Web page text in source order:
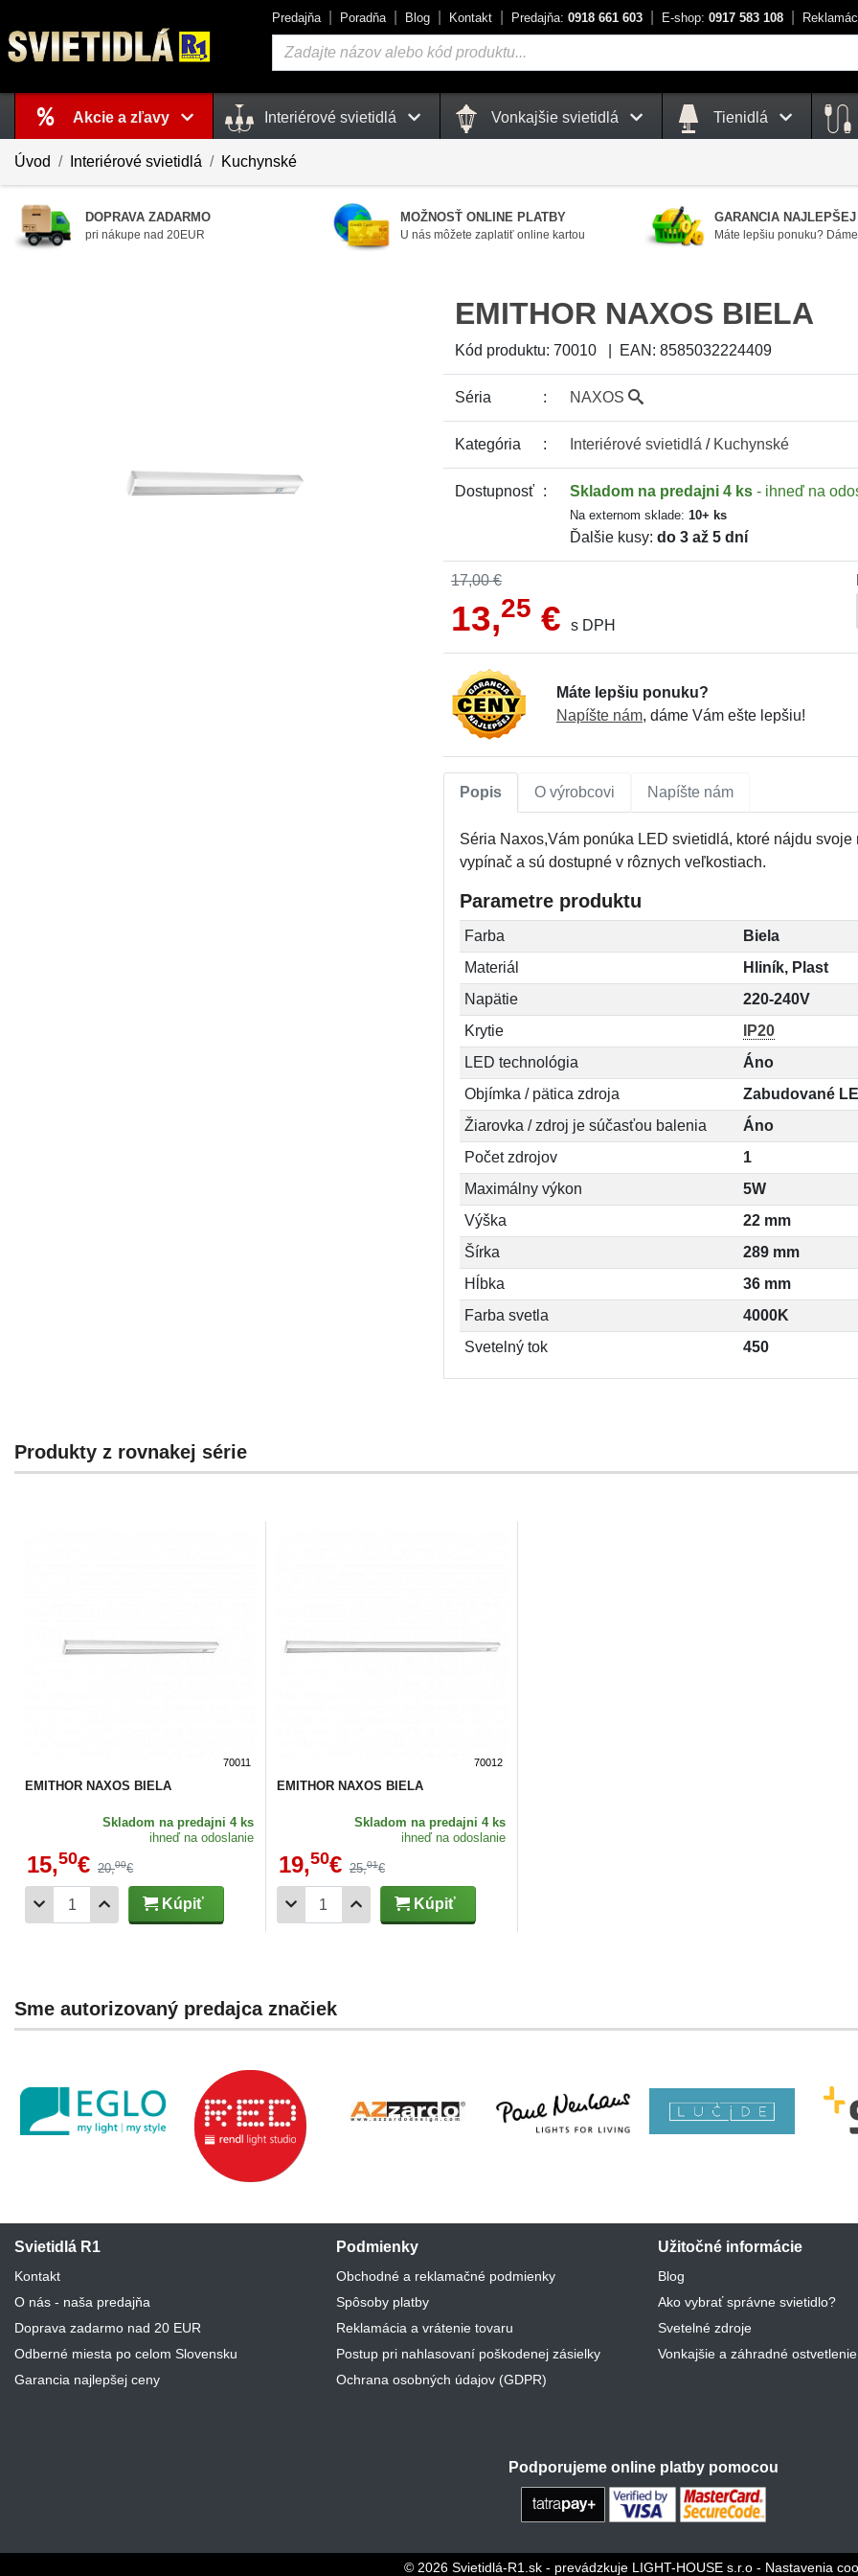
Predajňa Poradňa Blog Kontakt Predajňa: 0918 661 603 E-shop: 0917 583 108
Vyhľadávanie
Košík
je prázdny
Akcie a zľavy Interiérové svietidlá Vonkajšie svietidlá Tienidlá
Úvod Interiérové svietidlá Kuchynské
DOPRAVA ZADARMO
pri nákupe nad 20EUR
MOŽNOSŤ ONLINE PLATBY
U nás môžete zaplatiť online kartou
GARANCIA
Máte lepšiu ponuku?
EMITHOR NAXOS BIELA
Kód produktu: 70010 EAN: 8585032224409
Séria NAXOS
Kategória Interiérové svietidlá / Kuchynské
Dostupnosť Skladom na predajni 4 ks - ihneď na
Na externom sklade: 10+ ks
Ďalšie kusy: do 3 až 5 dní
17,00 €
13,25 € s DPH
Máte lepšiu ponuku?
Napíšte nám, dáme Vám ešte lepšiu!
Popis O výrobcovi Napíšte nám
Séria Naxos,Vám ponúka LED svietidlá, ktoré nájdu
vypínač a sú dostupné v rôznych veľkostiach.
Parametre produktu
Farba
Biela
Materiál
Hliník, Plast
Napätie
220-240V
Krytie
IP20
LED technológia
Áno
Objímka / pätica zdroja
Zabudované
Žiarovka / zdroj je súčasťou balenia
Áno
Počet zdrojov
1
Maximálny výkon
5W
Výška
22 mm
Šírka
289 mm
Hĺbka
36 mm
Farba svetla
4000K
Svetelný tok
450
Produkty z rovnakej série
70011
EMITHOR NAXOS BIELA
Skladom na predajni 4 ks
ihneď na odoslanie
15,50€ 20,00€
Kúpiť
70012
EMITHOR NAXOS BIELA
Skladom na predajni 4 ks
ihneď na odoslanie
19,50€ 25,01€
Kúpiť
Sme autorizovaný predajca značiek
Svietidlá R1
Kontakt
O nás - naša predajňa
Doprava zadarmo nad 20 EUR
Odberné miesta po celom Slovensku
Garancia najlepšej ceny
Podmienky
Obchodné a reklamačné podmienky
Spôsoby platby
Reklamácia a vrátenie tovaru
Postup pri nahlasovaní poškodenej zásielky
Ochrana osobných údajov (GDPR)
Užitočné informácie
Blog
Ako vybrať správne svietidlo?
Svetelné zdroje
Vonkajšie a záhradné ostvetlenie
Podporujeme online platby pomocou
© 2026 Svietidlá-R1.sk - prevádzkuje LIGHT-HOUSE s.r.o - Nastavenia